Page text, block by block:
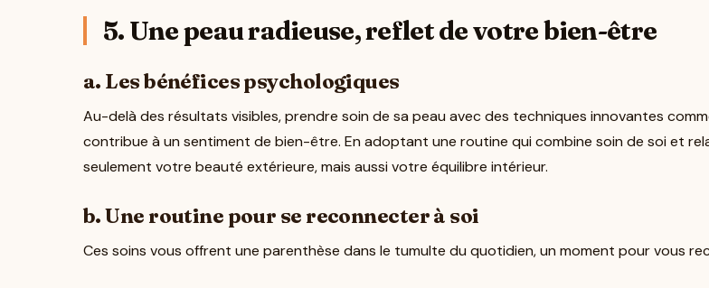
5. Une peau radieuse, reflet de votre bien-être
a. Les bénéfices psychologiques
Au-delà des résultats visibles, prendre soin de sa peau avec des techniques innovantes
contribue à un sentiment de bien-être. En adoptant une routine qui combine soin de soi et
seulement votre beauté extérieure, mais aussi votre équilibre intérieur.
b. Une routine pour se reconnecter à soi
Ces soins vous offrent une parenthèse dans le tumulte du quotidien, un moment pour vous